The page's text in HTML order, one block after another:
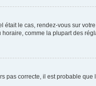
le cas, rendez-vous sur
comme la plupart des
pas correcte, il est probable